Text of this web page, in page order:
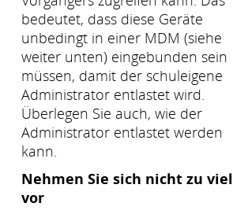
bedeutet, dass diese Geräte
unbedingt in einer MDM (siehe
weiter unten) eingebunden sein
müssen, damit der schuleigene
Administrator entlastet wird.
Überlegen Sie auch, wie der
Administrator entlastet werden
kann.
Nehmen Sie sich nicht zu viel
vor